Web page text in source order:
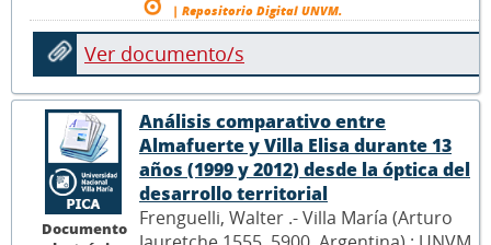
| Repositorio Digital UNVM.
Ver documento/s
Documento
Análisis comparativo entre
Almafuerte y Villa Elisa durante 13
años (1999 y 2012) desde la óptica del
desarrollo territorial
Frenguelli, Walter .- Villa María (Arturo